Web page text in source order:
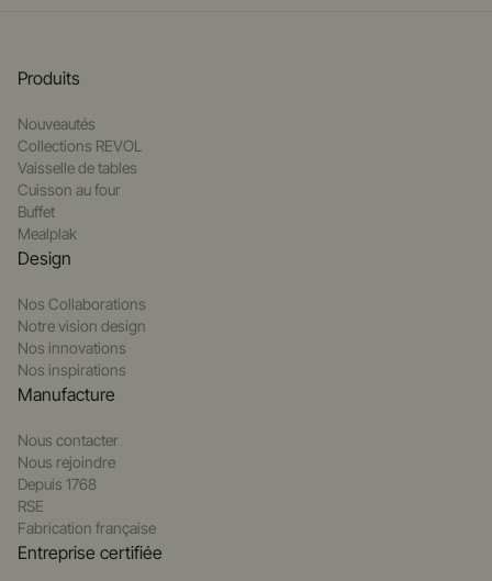
Produits
Nouveautés
Collections REVOL
Vaisselle de tables
Cuisson au four
Buffet
Mealplak
Design
Nos Collaborations
Notre vision design
Nos innovations
Nos inspirations
Manufacture
Nous contacter
Nous rejoindre
Depuis 1768
RSE
Fabrication française
Entreprise certifiée